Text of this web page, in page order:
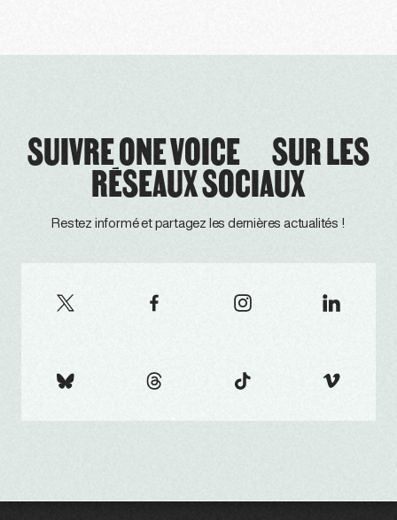
SUIVRE ONE VOICE SUR LES
RÉSEAUX SOCIAUX
Restez informé et partagez les dernières actualités !